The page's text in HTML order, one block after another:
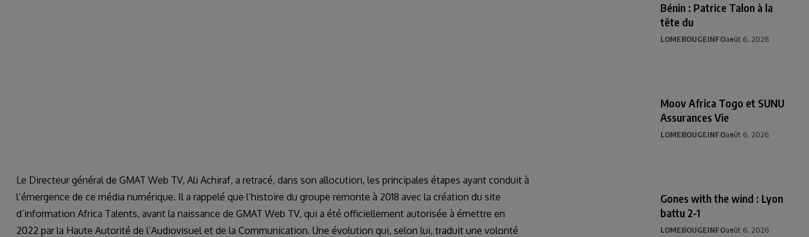
Le Directeur général de GMAT Web TV, Ali Achiraf, a retracé, dans son allocution, les principales étapes ayant conduit à
l’émergence de ce média numérique. Il a rappelé que l’histoire du groupe remonte à 2018 avec la création du site
d’information Africa Talents, avant la naissance de GMAT Web TV, qui a été officiellement autorisée à émettre en
2022 par la Haute Autorité de l’Audiovisuel et de la Communication. Une évolution qui, selon lui, traduit une volonté
Bénin : Patrice Talon à la
tête du
LOMEBOUGEINFOaoût 6, 2026
Moov Africa Togo et SUNU
Assurances Vie
LOMEBOUGEINFOaoût 6, 2026
Gones with the wind : Lyon
battu 2-1
LOMEBOUGEINFOaoût 6, 2026